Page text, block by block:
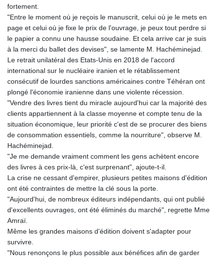
fortement.
"Entre le moment où je reçois le manuscrit, celui où je le mets en
page et celui où je fixe le prix de l'ouvrage, je peux tout perdre si
le papier a connu une hausse soudaine. Et cela arrive car je suis
à la merci du ballet des devises", se lamente M. Hachéminejad.
Le retrait unilatéral des Etats-Unis en 2018 de l'accord
international sur le nucléaire iranien et le rétablissement
consécutif de lourdes sanctions américaines contre Téhéran ont
plongé l'économie iranienne dans une violente récession.
"Vendre des livres tient du miracle aujourd'hui car la majorité des
clients appartiennent à la classe moyenne et compte tenu de la
situation économique, leur priorité c'est de se procurer des biens
de consommation essentiels, comme la nourriture", observe M.
Hachéminejad.
"Je me demande vraiment comment les gens achètent encore
des livres à ces prix-là, c'est surprenant", ajoute-t-il.
La crise ne cessant d'empirer, plusieurs petites maisons d'édition
ont été contraintes de mettre la clé sous la porte.
"Aujourd'hui, de nombreux éditeurs indépendants, qui ont publié
d'excellents ouvrages, ont été éliminés du marché", regrette Mme
Amraï.
Même les grandes maisons d'édition doivent s'adapter pour
survivre.
"Nous renonçons le plus possible aux bénéfices afin de garder